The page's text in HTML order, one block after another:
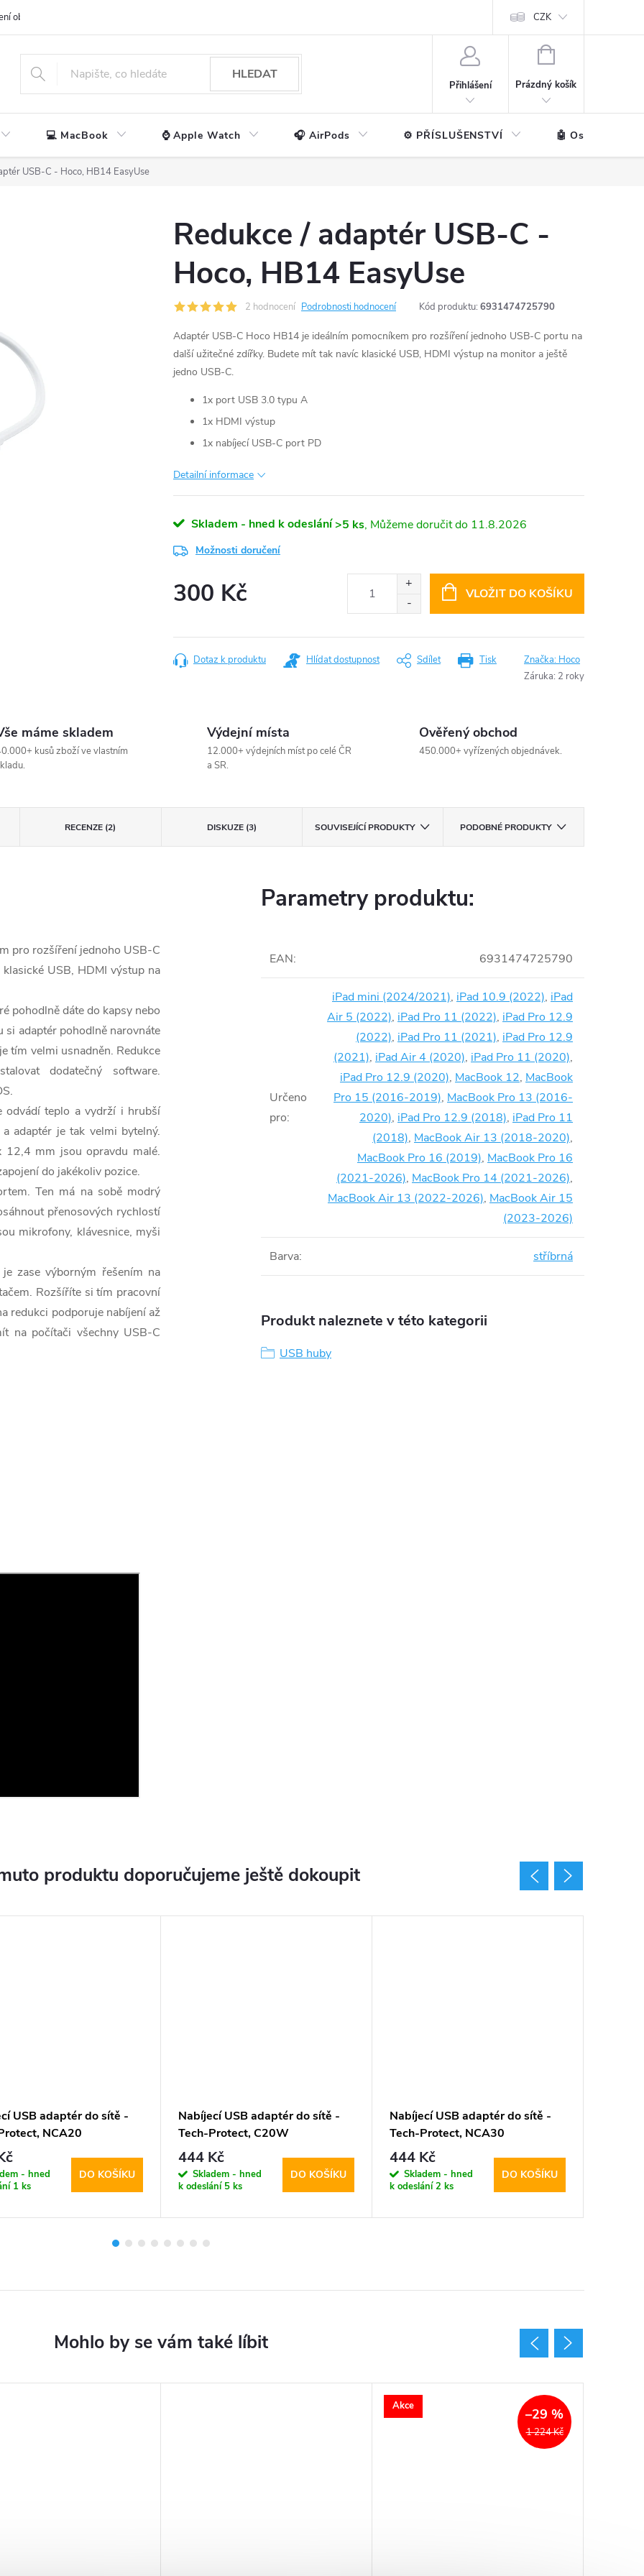
obchodu CZK
HLEDAT
Přihlášení
NÁKUPNÍ
Prázdný košík
💻 MacBook ⌚ Apple Watch 🎧 AirPods ⚙️ PŘÍSLUŠENSTVÍ 🤖 Ostatní
USB-C - Hoco, HB14 EasyUse
Redukce / adaptér USB-C -
Hoco, HB14 EasyUse
2 hodnocení Podrobnosti hodnocení Kód produktu: 6931474725790
Adaptér USB-C Hoco HB14 je ideálním pomocníkem pro rozšíření jednoho USB-C portu na
další užitečné zdířky. Budete mít tak navíc klasické USB, HDMI výstup na monitor a ještě
jedno USB-C.
1x port USB 3.0 typu A
1x HDMI výstup
1x nabíjecí USB-C port PD
Detailní informace
Skladem - hned k odeslání>5 ks 11.8.2026
Možnosti doručení
300 Kč VLOŽIT DO KOŠÍKU
Tisk
Dotaz k produktu Hlídat dostupnost Sdílet Značka: Hoco
Záruka: 2 roky
máme skladem
kusů zboží ve vlastním
Výdejní místa
12.000+ výdejních míst po celé ČR
a SR.
Ověřený obchod
450.000+ vyřízených objednávek.
RECENZE (2) DISKUZE (3) SOUVISEJÍCÍ PRODUKTY PODOBNÉ PRODUKTY
pro rozšíření jednoho USB-C
USB, HDMI výstup na
pohodlně dáte do kapsy nebo
adaptér pohodlně narovnáte
tím velmi usnadněn. Redukce
dodatečný software.
odvádí teplo a vydrží i hrubší
adaptér je tak velmi bytelný.
mm jsou opravdu malé.
do jakékoliv pozice.
Ten má na sobě modrý
přenosových rychlostí
mikrofony, klávesnice, myši
zase výborným řešením na
Rozšíříte si tím pracovní
redukci podporuje nabíjení až
na počítači všechny USB-C
Parametry produktu:
EAN: 6931474725790
Určeno
pro:
iPad mini (2024/2021), iPad 10.9 (2022), iPad
Air 5 (2022), iPad Pro 11 (2022), iPad Pro 12.9
(2022), iPad Pro 11 (2021), iPad Pro 12.9
(2021), iPad Air 4 (2020), iPad Pro 11 (2020),
iPad Pro 12.9 (2020), MacBook 12, MacBook
Pro 15 (2016-2019), MacBook Pro 13 (2016-
2020), iPad Pro 12.9 (2018), iPad Pro 11
(2018), MacBook Air 13 (2018-2020),
MacBook Pro 16 (2019), MacBook Pro 16
(2021-2026), MacBook Pro 14 (2021-2026),
MacBook Air 13 (2022-2026), MacBook Air 15
(2023-2026)
Barva: stříbrná
Produkt naleznete v této kategorii
USB huby
produktu doporučujeme ještě dokoupit
USB adaptér do sítě -
NCA20
QC3.0 + USB-C kabel
- hned
1 ks
DO KOŠÍKU
Nabíjecí USB adaptér do sítě -
Tech-Protect, C20W
PD20W/QC3.0 + USB-C kabel
444 Kč
Skladem - hned
k odeslání 5 ks
DO KOŠÍKU
Nabíjecí USB adaptér do sítě -
Tech-Protect, NCA30
PD30W/QC3.0 + USB-C kabel
444 Kč
Skladem - hned
k odeslání2 ks
DO KOŠÍKU
Akce
1 224 Kč
–29 %